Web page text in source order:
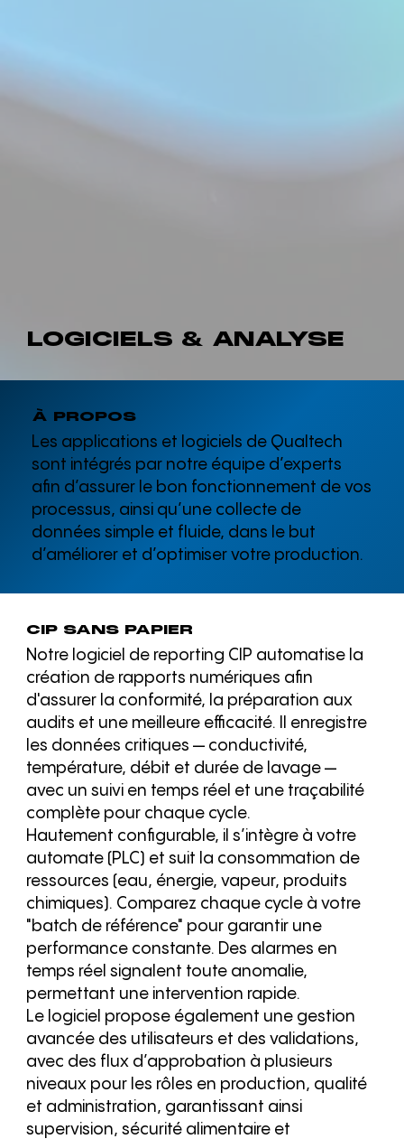
LOGICIELS & ANALYSE
À PROPOS
Les applications et logiciels de Qualtech
sont intégrés par notre équipe d’experts
afin d’assurer le bon fonctionnement de vos
processus, ainsi qu’une collecte de
données simple et fluide, dans le but
d’améliorer et d’optimiser votre production.
CIP SANS PAPIER
Notre logiciel de reporting CIP automatise la
création de rapports numériques afin
d'assurer la conformité, la préparation aux
audits et une meilleure efficacité. Il enregistre
les données critiques — conductivité,
température, débit et durée de lavage —
avec un suivi en temps réel et une traçabilité
complète pour chaque cycle.
Hautement configurable, il s’intègre à votre
automate (PLC) et suit la consommation de
ressources (eau, énergie, vapeur, produits
chimiques). Comparez chaque cycle à votre
"batch de référence" pour garantir une
performance constante. Des alarmes en
temps réel signalent toute anomalie,
permettant une intervention rapide.
Le logiciel propose également une gestion
avancée des utilisateurs et des validations,
avec des flux d’approbation à plusieurs
niveaux pour les rôles en production, qualité
et administration, garantissant ainsi
supervision, sécurité alimentaire et